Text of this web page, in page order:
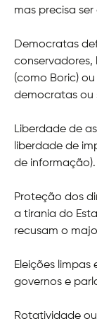
mas precisa
Democratas
conservadores,
(como Boric)
democratas ou
Liberdade de
liberdade de
de informação).
Proteção dos
a tirania do
recusam o
Eleições limpas
governos e
Rotatividade